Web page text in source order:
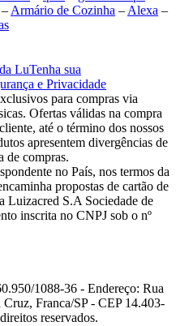
– Armário de Cozinha – Alexa –
LuTenha sua
e Privacidade
para compras via
Ofertas válidas na compra
até o término dos nossos
apresentem divergências de
de compras.
no País, nos termos da
propostas de cartão de
Luizacred S.A Sociedade de
inscrita no CNPJ sob o nº
1088-36 - Endereço: Rua
Franca/SP - CEP 14.403-
reservados.